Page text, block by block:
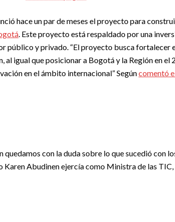
hace un par de meses el proyecto para
. Este proyecto está respaldado por una
público y privado. “El proyecto busca fortalecer
al igual que posicionar a Bogotá y la Región en el
en el ámbito internacional” Segúncomentó
con la duda sobre lo que sucedió con
Karen Abudinen ejercía como Ministra de las TIC,